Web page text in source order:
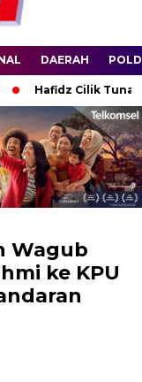
DAERAH
Hafidz Cilik
Wagub
ke KPU